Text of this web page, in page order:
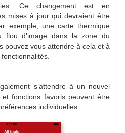
Ce changement est en
mises à jour qui devraient être
exemple, une carte thermique
flou d’image dans la zone du
pouvez vous attendre à cela et à
s’attendre à un nouvel
et fonctions favoris peuvent être
individuelles.